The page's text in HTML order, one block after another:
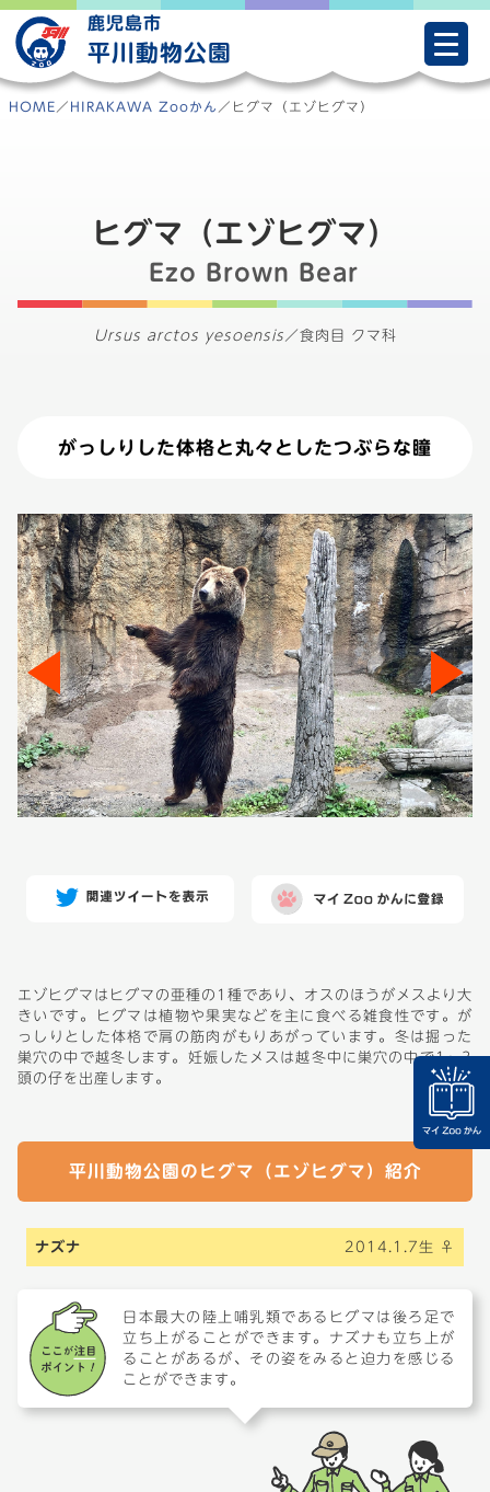
Skip
to
content
鹿児島市
平川動物公園
HOME ／ HIRAKAWA Zooかん ／ ヒグマ（エゾヒグマ）
ヒグマ（エゾヒグマ）
Ezo Brown Bear
Ursus arctos yesoensis ／食肉目 クマ科
がっしりした体格と丸々としたつぶらな瞳
エゾヒグマはヒグマの亜種の1種であり、オスのほうがメスより大
きいです。ヒグマは植物や果実などを主に食べる雑食性です。が
っしりとした体格で肩の筋肉がもりあがっています。冬は掘った
巣穴の中で越冬します。妊娠したメスは越冬中に巣穴の中で1～3
頭の仔を出産します。
平川動物公園のヒグマ（エゾヒグマ）紹介
ナズナ 2014.1.7生 ♀
日本最大の陸上哺乳類であるヒグマは後ろ足で
立ち上がることができます。ナズナも立ち上が
ることがあるが、その姿をみると迫力を感じる
ことができます。